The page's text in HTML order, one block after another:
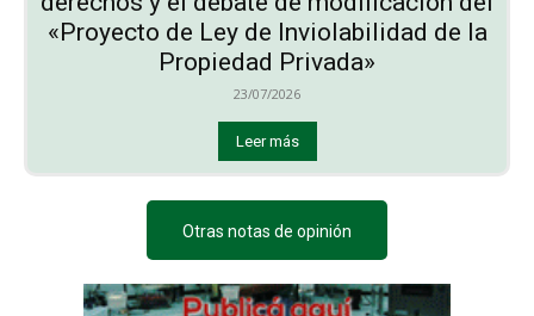
«Proyecto de Ley de Inviolabilidad de la
Propiedad Privada»
23/07/2026
Leer más
Otras notas de opinión